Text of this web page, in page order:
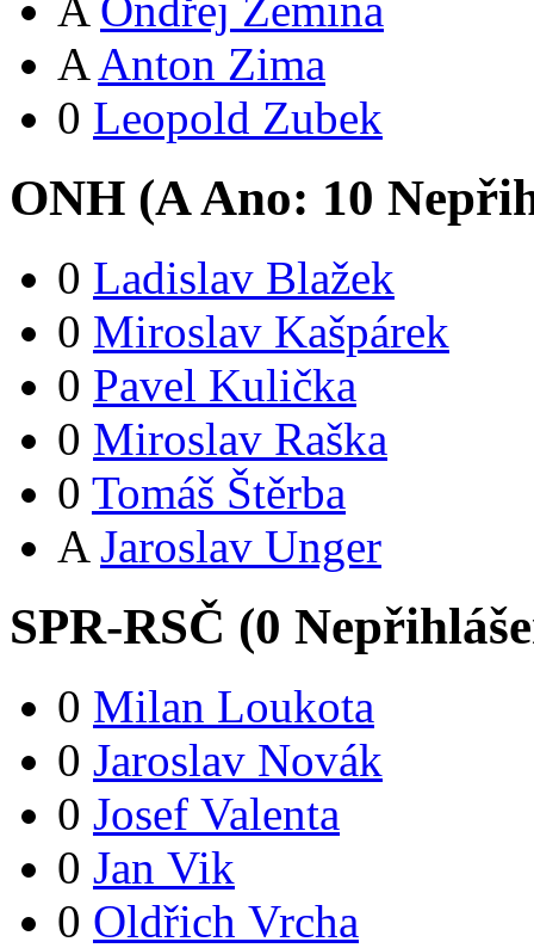
A Anton Zima
0 Leopold Zubek
ONH (AAno: 10
0 Ladislav Blažek
0 Miroslav Kašpárek
0 Pavel Kulička
0 Miroslav Raška
0 Tomáš Štěrba
A Jaroslav Unger
SPR-RSČ (0
0 Milan Loukota
0 Jaroslav Novák
0 Josef Valenta
0 Jan Vik
0 Oldřich Vrcha